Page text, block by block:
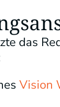
das
Vision